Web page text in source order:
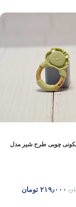
چوبی طرح شیر مدل
۲۱۹٫۰۰۰ تومان